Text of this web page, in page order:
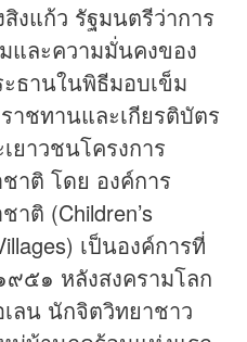
งแก้ว รัฐมนตรีว่าการ
และความมั่นคงของ
ธานในพิธีมอบเข็ม
าชทานและเกียรติบัตร
ยาวชนโครงการ
าติ โดย องค์การ
ติ (Children’s
เป็นองค์การที่
๕๑ หลังสงครามโลก
ลน นักจิตวิทยาชาว